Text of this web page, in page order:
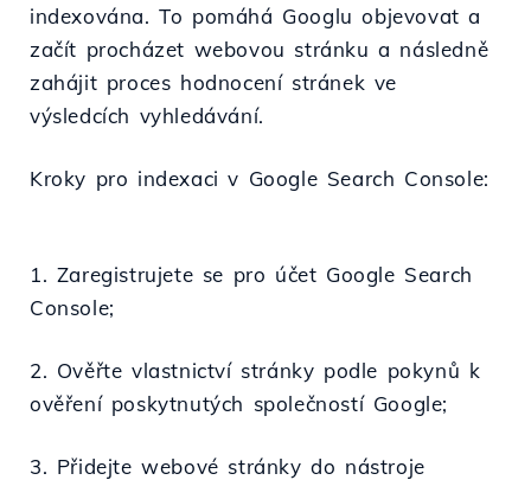
indexována. To pomáhá Googlu objevovat a
začít procházet webovou stránku a následně
zahájit proces hodnocení stránek ve
výsledcích vyhledávání.
Kroky pro indexaci v Google Search Console:
1. Zaregistrujete se pro účet Google Search
Console;
2. Ověřte vlastnictví stránky podle pokynů k
ověření poskytnutých společností Google;
3. Přidejte webové stránky do nástroje